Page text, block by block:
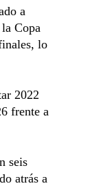
a
Copa
lo
2022
frente a
seis
atrás a